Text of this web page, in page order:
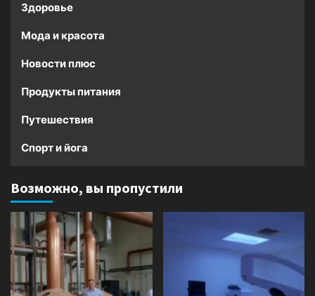
Здоровье
Мода и красота
Новости плюс
Продукты питания
Путешествия
Спорт и йога
Возможно, вы пропустили